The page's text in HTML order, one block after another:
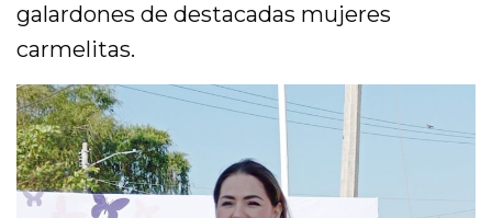
galardones de destacadas mujeres
carmelitas.